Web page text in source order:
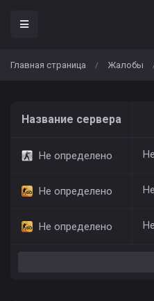
Главная страница / Жалобы
Название сервера
Не определено
Не определено
Не определено